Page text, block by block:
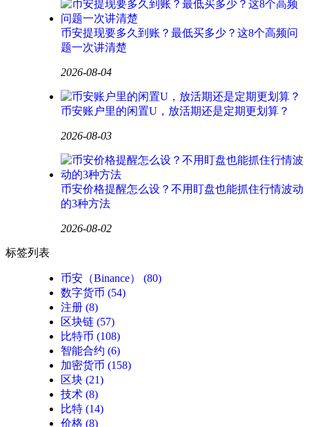
币安提现要多久到账？最低买多少？这8个高频问
题一次讲清楚
2026-08-04
币安账户里的闲置U，放活期还是定期更划算？
2026-08-03
币安价格提醒怎么设？不用盯盘也能抓住行情波动
的3种方法
2026-08-02
标签列表
币安（Binance）
(80)
数字货币 (54)
注册 (8)
区块链 (57)
比特币 (108)
智能合约 (6)
加密货币 (158)
区块 (21)
技术 (8)
比特 (14)
价格 (8)